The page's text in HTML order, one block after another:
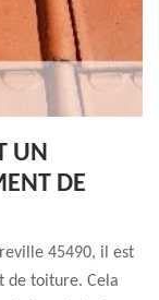
UN
DE
45490, il est
de toiture. Cela